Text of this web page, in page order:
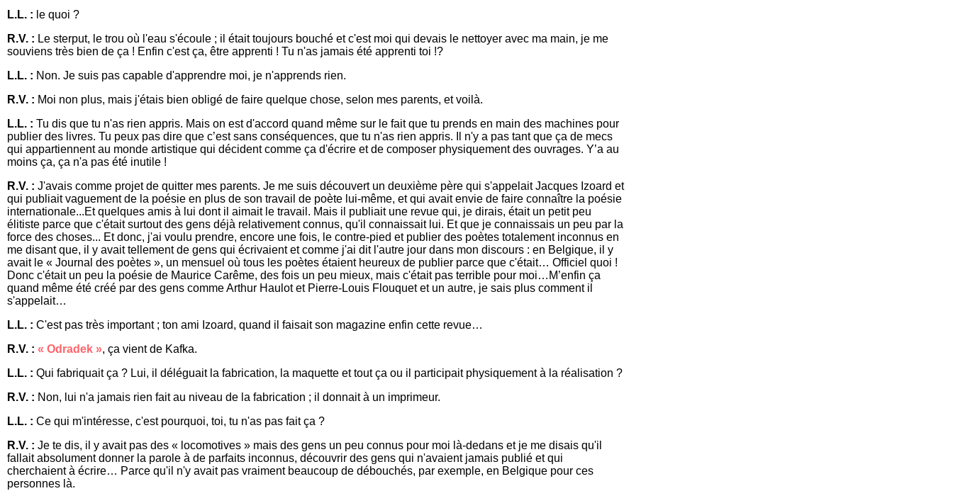
L.L. : le quoi ?
R.V. : Le sterput, le trou où l'eau s'écoule ; il était toujours bouché et c'est moi qui devais le nettoyer avec ma main, je me
souviens très bien de ça ! Enfin c'est ça, être apprenti ! Tu n'as jamais été apprenti toi !?
L.L. : Non. Je suis pas capable d'apprendre moi, je n'apprends rien.
R.V. : Moi non plus, mais j'étais bien obligé de faire quelque chose, selon mes parents, et voilà.
L.L. : Tu dis que tu n'as rien appris. Mais on est d'accord quand même sur le fait que tu prends en main des machines pour
publier des livres. Tu peux pas dire que c’est sans conséquences, que tu n'as rien appris. Il n'y a pas tant que ça de mecs
qui appartiennent au monde artistique qui décident comme ça d'écrire et de composer physiquement des ouvrages. Y’a au
moins ça, ça n'a pas été inutile !
R.V. : J'avais comme projet de quitter mes parents. Je me suis découvert un deuxième père qui s'appelait Jacques Izoard et
qui publiait vaguement de la poésie en plus de son travail de poète lui-même, et qui avait envie de faire connaître la poésie
internationale...Et quelques amis à lui dont il aimait le travail. Mais il publiait une revue qui, je dirais, était un petit peu
élitiste parce que c'était surtout des gens déjà relativement connus, qu'il connaissait lui. Et que je connaissais un peu par la
force des choses... Et donc, j'ai voulu prendre, encore une fois, le contre-pied et publier des poètes totalement inconnus en
me disant que, il y avait tellement de gens qui écrivaient et comme j'ai dit l'autre jour dans mon discours : en Belgique, il y
avait le « Journal des poètes », un mensuel où tous les poètes étaient heureux de publier parce que c'était… Officiel quoi !
Donc c'était un peu la poésie de Maurice Carême, des fois un peu mieux, mais c'était pas terrible pour moi…M’enfin ça
quand même été créé par des gens comme Arthur Haulot et Pierre-Louis Flouquet et un autre, je sais plus comment il
s'appelait…
L.L. : C'est pas très important ; ton ami Izoard, quand il faisait son magazine enfin cette revue…
R.V. : « Odradek », ça vient de Kafka.
L.L. : Qui fabriquait ça ? Lui, il déléguait la fabrication, la maquette et tout ça ou il participait physiquement à la réalisation ?
R.V. : Non, lui n'a jamais rien fait au niveau de la fabrication ; il donnait à un imprimeur.
L.L. : Ce qui m'intéresse, c'est pourquoi, toi, tu n'as pas fait ça ?
R.V. : Je te dis, il y avait pas des « locomotives » mais des gens un peu connus pour moi là-dedans et je me disais qu'il
fallait absolument donner la parole à de parfaits inconnus, découvrir des gens qui n'avaient jamais publié et qui
cherchaient à écrire… Parce qu'il n'y avait pas vraiment beaucoup de débouchés, par exemple, en Belgique pour ces
personnes là.